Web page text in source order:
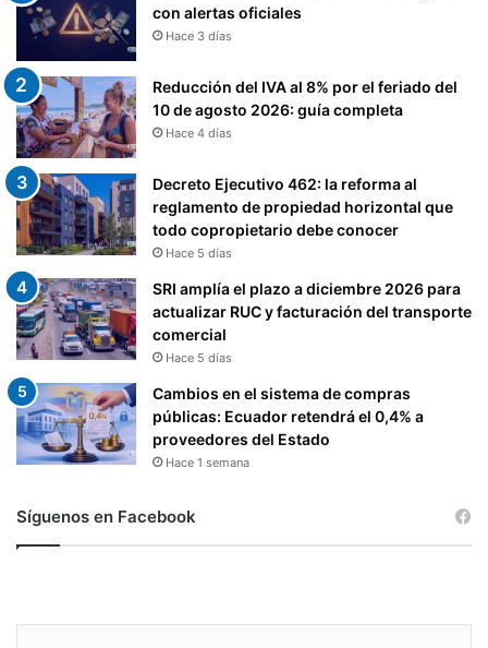
con alertas oficiales
Hace 3 días
Reducción del IVA al 8% por el feriado del
10 de agosto 2026: guía completa
Hace 4 días
Decreto Ejecutivo 462: la reforma al
reglamento de propiedad horizontal que
todo copropietario debe conocer
Hace 5 días
SRI amplía el plazo a diciembre 2026 para
actualizar RUC y facturación del transporte
comercial
Hace 5 días
Cambios en el sistema de compras
públicas: Ecuador retendrá el 0,4% a
proveedores del Estado
Hace 1 semana
Síguenos en Facebook